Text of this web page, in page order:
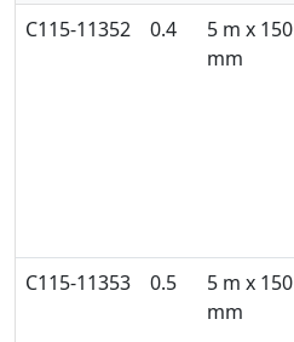
C115-11352 0.4
5 m x 150
mm
C115-11353 0.5
5 m x 150
mm